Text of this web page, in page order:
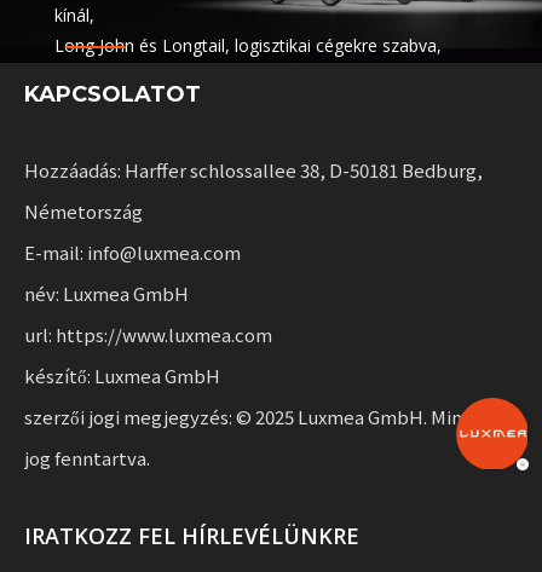
kínál,
Long John és Longtail, logisztikai cégekre szabva,
a megoldások egyesítik a funkcionalitást
vállalkozások számára.
KAPCSOLATOT
Hozzáadás: Harffer schlossallee 38, D-50181 Bedburg,
Németország
E-mail: info@luxmea.com
név: Luxmea GmbH
url: https://www.luxmea.com
készítő: Luxmea GmbH
szerzői jogi megjegyzés: © 2025 Luxmea GmbH. Minden
jog fenntartva.
IRATKOZZ FEL HÍRLEVÉLÜNKRE